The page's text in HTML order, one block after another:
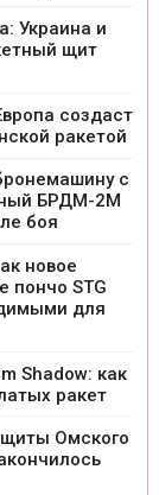
Украина и
щит
создаст
ракетой
с
БРДМ-2М
боя
новое
пончо STG
для
Shadow: как
ракет
Омского